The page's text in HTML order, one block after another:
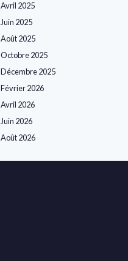
Avril 2025
Juin 2025
Août 2025
Octobre 2025
Décembre 2025
Février 2026
Avril 2026
Juin 2026
Août 2026